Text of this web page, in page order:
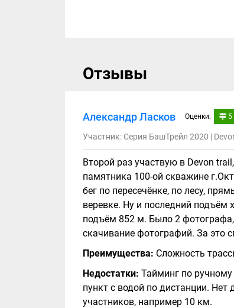
Отзывы
Александр Ласков Оценки: 5
Участник: Серия БашТрейл 2020 |
Второй раз участвую в Devon
памятника 100-ой скважине
бег по пересечёнке, по лесу,
веревке. Ну и последний
подъём 852 м. Было 2
скачивание фотографий. За это
Преимущества: Сложность
Недостатки: Тайминг по
пункт с водой по дистанции.
участников, например 10 км.